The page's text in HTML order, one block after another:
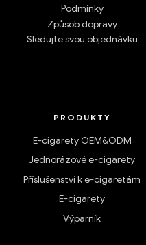
Podmínky
Způsob dopravy
Sledujte svou objednávku
PRODUKTY
E-cigarety OEM&ODM
Jednorázové e-cigarety
Příslušenství k e-cigaretám
E-cigarety
Výparník